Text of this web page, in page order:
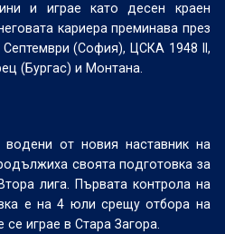
и играе като десен краен
кариера преминава през
(София), ЦСКА 1948 II,
(Бургас) и Монтана.
от новия наставник на
своята подготовка за
лига. Първата контрола на
е на 4 юли срещу отбора на
играе в Стара Загора.